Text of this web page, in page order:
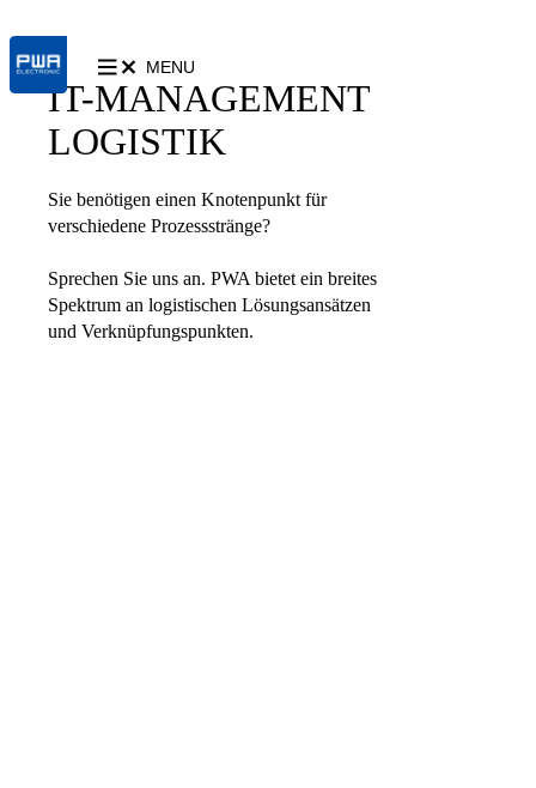
MENU
IT-MANAGEMENT
LOGISTIK
Sie benötigen einen Knotenpunkt für
verschiedene Prozessstränge?
Sprechen Sie uns an. PWA bietet ein breites
Spektrum an logistischen Lösungsansätzen
und Verknüpfungspunkten.